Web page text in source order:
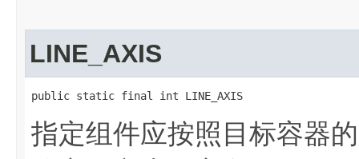
LINE_AXIS
public static final int LINE_AXIS
指定组件应按照目标容器